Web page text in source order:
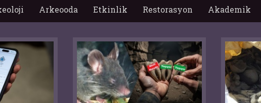
Arkeooda Etkinlik Restorasyon Akademik